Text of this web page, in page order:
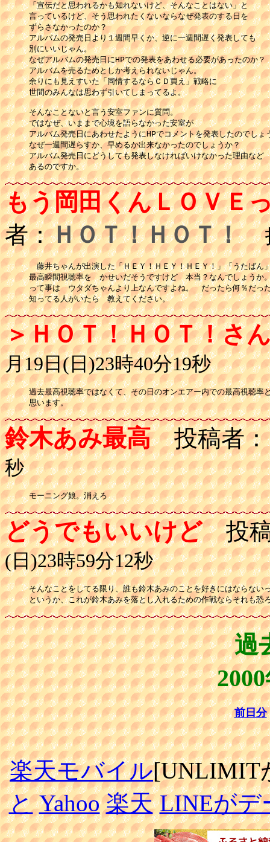
「宣伝だと思われるかも知れないけど、そんなことはない」と
言っているけど、そう思われたくないならなぜ発表のする日を
ずらさなかったのか？
アルバムの発売日より１週間早くか、逆に一週間遅く発表しても
別にいいじゃん。
なぜアルバムの発売日にHPでの発表をあわせる必要があったのか？
アルバムを売るためとしか考えられないじゃん。
余りにも見えすいた「同情するならＣＤ買え」戦略に
世間のみんなは思わず引いてしまってるよ。
そんなことないと言う安室ファンに質問。
ではなぜ、いままで心境を語らなかった安室が
アルバム発売日にあわせたようにHPでコメントを発表したのでしょ
なぜ一週間遅らすか、早めるか出来なかったのでしょうか？
アルバム発売日にどうしても発表しなければいけなかった理由など
あるのですか。
もう岡田くんＬＯＶＥ
者：ＨＯＴ！ＨＯＴ！
藤井ちゃんが出演した「ＨＥＹ！ＨＥＹ！ＨＥＹ！」「うたばん
最高瞬間視聴率を　かせいだそうですけど　本当？なんでしょう
って事は　ウタダちゃんより上なんですよね。　だったら何％だっ
知ってる人がいたら　教えてください。
＞ＨＯＴ！ＨＯＴ！さ
月19日(日)23時40分19秒
過去最高視聴率ではなくて、その日のオンエアー内での最高視聴率
思います。
鈴木あみ最高投稿者：
秒
モーニング娘。消えろ
どうでもいいけど投稿
(日)23時59分12秒
そんなことをしてる限り、誰も鈴木あみのことを好きにはならない
というか、これが鈴木あみを落とし入れるための作戦ならそれも恐
過
前日分
楽天モバイル[UNLIMIT
と Yahoo 楽天 LINEがデ